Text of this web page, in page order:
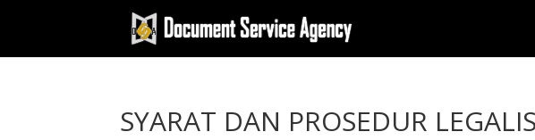
SYARAT DAN PROSEDUR